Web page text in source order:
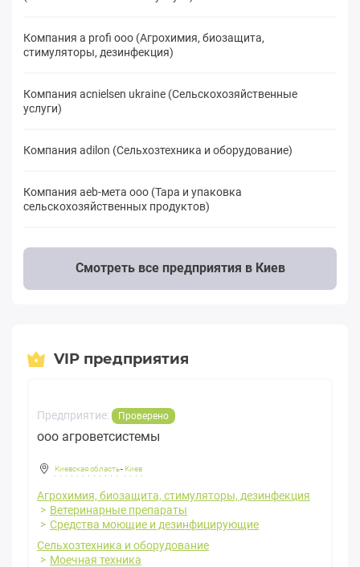
Компания a profi ооо (Агрохимия, биозащита,
стимуляторы, дезинфекция)
Компания acnielsen ukraine (Сельскохозяйственные
услуги)
Компания adilon (Сельхозтехника и оборудование)
Компания aeb-мета ооо (Тара и упаковка
сельскохозяйственных продуктов)
Смотреть все предприятия в Киев
VIP предприятия
Предприятие: Проверено
ооо агроветсистемы
Киевская область- Киев
Агрохимия, биозащита, стимуляторы, дезинфекция
Ветеринарные препараты
Средства моющие и дезинфицирующие
Сельхозтехника и оборудование
Моечная техника